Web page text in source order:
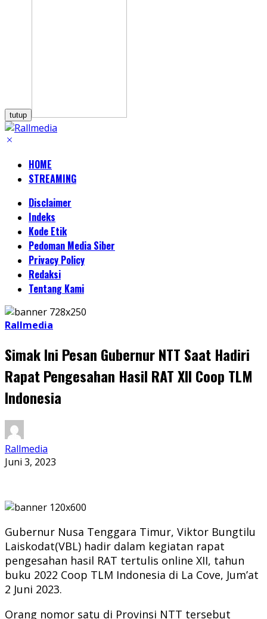
tutup
HOME
STREAMING
Disclaimer
Indeks
Kode Etik
Pedoman Media Siber
Privacy Policy
Redaksi
Tentang Kami
Rallmedia
Simak Ini Pesan Gubernur NTT Saat Hadiri
Rapat Pengesahan Hasil RAT XII Coop TLM
Indonesia
Rallmedia
Juni 3, 2023
Gubernur Nusa Tenggara Timur, Viktor Bungtilu
Laiskodat(VBL) hadir dalam kegiatan rapat
pengesahan hasil RAT tertulis online XII, tahun
buku 2022 Coop TLM Indonesia di La Cove, Jum’at
2 Juni 2023.
Orang nomor satu di Provinsi NTT tersebut